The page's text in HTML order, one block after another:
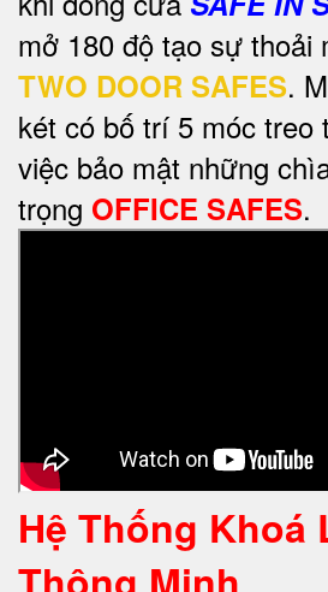
mở 180 độ tạo sự thoải
TWO DOOR SAFES.
két có bố trí 5 móc treo
việc bảo mật những
trọng OFFICE SAFES.
Hệ Thống Khoá
Thông Minh